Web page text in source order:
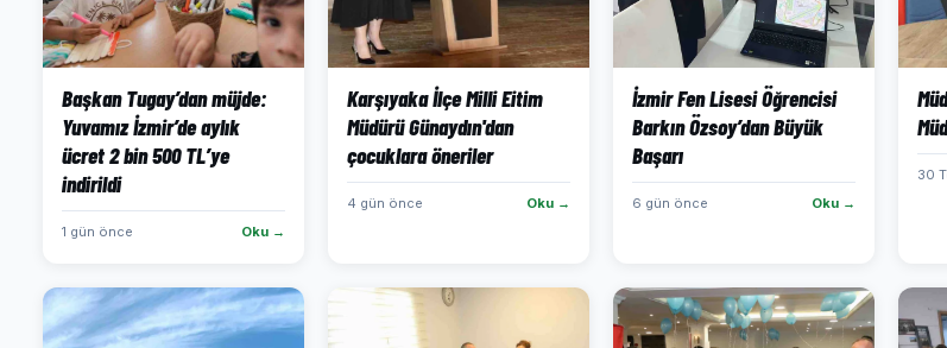
Başkan Tugay’dan müjde:
Yuvamız İzmir’de aylık
ücret 2 bin 500 TL’ye
indirildi
1 gün önce Oku →
Karşıyaka İlçe Milli Eitim
Müdürü Günaydın'dan
çocuklara öneriler
4 gün önce Oku →
İzmir Fen Lisesi Öğrencisi
Barkın Özsoy’dan Büyük
Başarı
6 gün önce Oku →
30